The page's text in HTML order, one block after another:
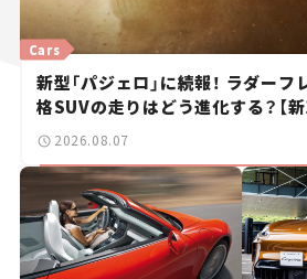
新型「パジェロ」に続報！ ラダー
格SUVの走りはどう進化する？【新
Cars
2026.08.07